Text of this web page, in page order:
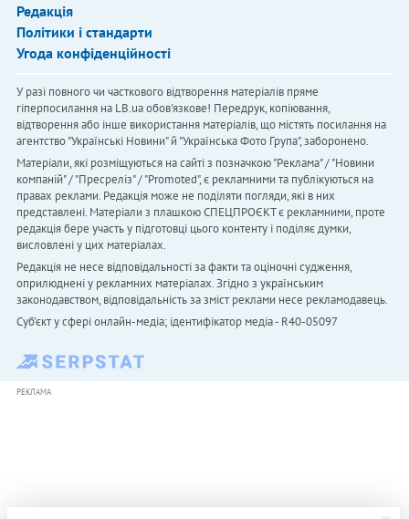
Редакція
Політики і стандарти
Угода конфіденційності
У разі повного чи часткового відтворення матеріалів пряме
гіперпосилання на LB.ua обов'язкове! Передрук, копіювання,
відтворення або інше використання матеріалів, що містять посилання на
агентство "Українськi Новини" й "Українська Фото Група", заборонено.
Матеріали, які розміщуються на сайті з позначкою "Реклама" / "Новини
компаній" / "Пресреліз" / "Promoted", є рекламними та публікуються на
правах реклами. Редакція може не поділяти погляди, які в них
представлені. Матеріали з плашкою СПЕЦПРОЄКТ є рекламними, проте
редакція бере участь у підготовці цього контенту і поділяє думки,
висловлені у цих матеріалах.
Редакція не несе відповідальності за факти та оціночні судження,
оприлюднені у рекламних матеріалах. Згідно з українським
законодавством, відповідальність за зміст реклами несе рекламодавець.
Cуб'єкт у сфері онлайн-медіа; ідентифікатор медіа - R40-05097
РЕКЛАМА